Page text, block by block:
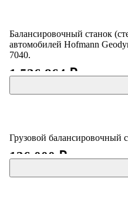
Балансировочный станок
автомобилей Hofmann
7040.
1 536 864 ₽
Грузовой балансировочный
136 000 ₽